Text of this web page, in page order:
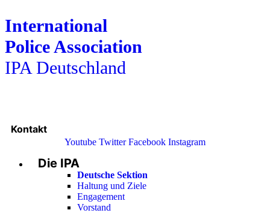
International
Police Association
IPA Deutschland
Kontakt
Youtube Twitter Facebook Instagram
Menu
Die IPA
Deutsche Sektion
Haltung und Ziele
Engagement
Vorstand